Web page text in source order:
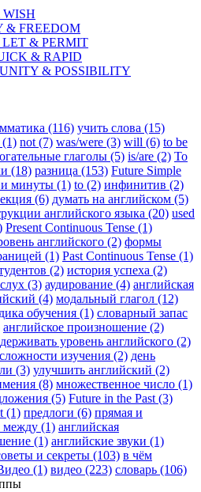
WISH
& FREEDOM
LET & PERMIT
& RAPID
& POSSIBILITY
(116) учить слова (15)
(1) not (7) was/were (3) will (6) to be
глаголы (5) is/are (2) To
(18) разница (153) Future Simple
минуты (1) to (2) инфинитив (2)
(6) думать на английском (5)
английского языка (20) used
Present Continuous Tense (1)
английского (2) формы
(1) Past Continuous Tense (1)
(2) история успеха (2)
(3) аудирование (4) английская
(4) модальный глагол (12)
обучения (1) словарный запас
английское произношение (2)
уровень английского (2)
сложности изучения (2) день
(3) улучшить английский (2)
(8) множественное число (1)
(5) Future in the Past (3)
(1) предлоги (6) прямая и
между (1) английская
(1) английские звуки (1)
и секреты (103) в чём
(1) видео (223) словарь (106)